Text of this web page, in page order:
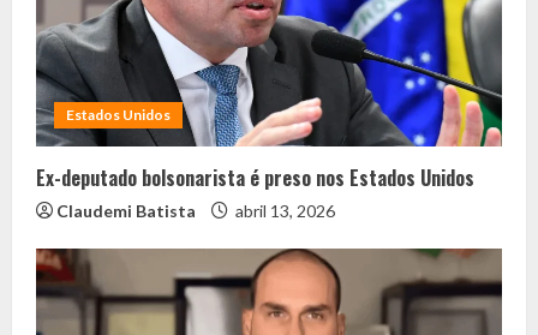
Estados Unidos
Ex-deputado bolsonarista é preso nos Estados Unidos
Claudemi Batista abril 13, 2026